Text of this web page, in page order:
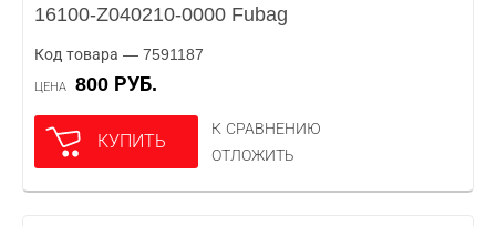
16100-Z040210-0000 Fubag
Код товара — 7591187
ЦЕНА 800 РУБ.
КУПИТЬ
К СРАВНЕНИЮ
ОТЛОЖИТЬ